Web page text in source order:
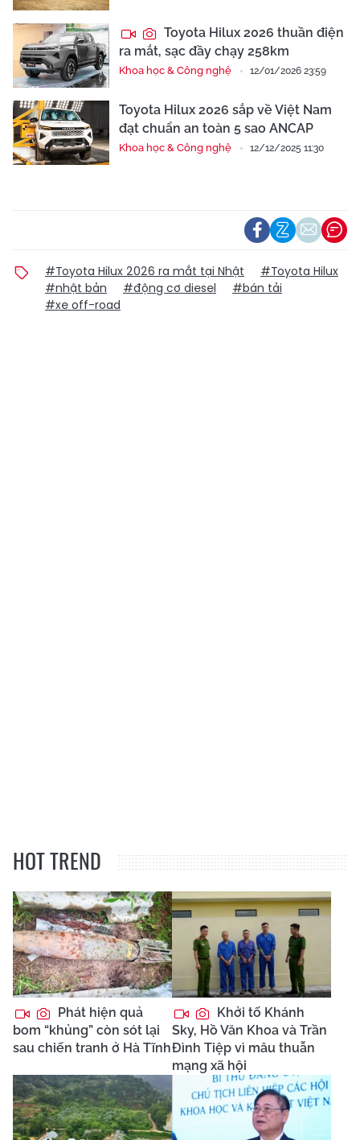
Toyota Hilux 2026 thuần điện
ra mắt, sạc đầy chạy 258km
Khoa học & Công nghệ 12/01/2026 23:59
Toyota Hilux 2026 sắp về Việt Nam
đạt chuẩn an toàn 5 sao ANCAP
Khoa học & Công nghệ 12/12/2025 11:30
#Toyota Hilux 2026 ra mắt tại Nhật
#Toyota Hilux
#nhật bản
#động cơ diesel
#bán tải
#xe off-road
HOT TREND
Phát hiện quả
bom “khủng” còn sót lại
sau chiến tranh ở Hà Tĩnh
Khởi tố Khánh
Sky, Hồ Văn Khoa và Trần
Đình Tiệp vì mâu thuẫn
mạng xã hội